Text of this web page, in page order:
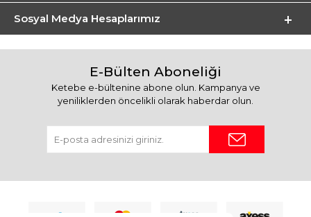
Sosyal Medya Hesaplarımız
E-Bülten Aboneliği
Ketebe e-bültenine abone olun. Kampanya ve
yeniliklerden öncelikli olarak haberdar olun.